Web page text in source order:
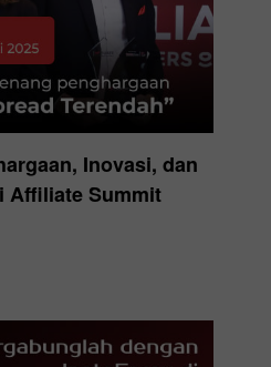
Inovasi, dan
Affiliate Summit